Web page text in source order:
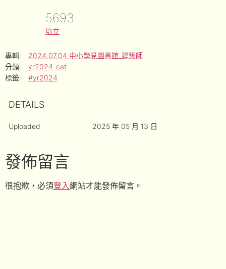
5693
培立
專輯:
2024.07.04 中小學見圖書館_建築師
分類:
yr2024-cat
標籤:
#yr2024
DETAILS
Uploaded 2025 年 05 月 13 日
發佈留言
很抱歉，必須登入網站才能發佈留言。